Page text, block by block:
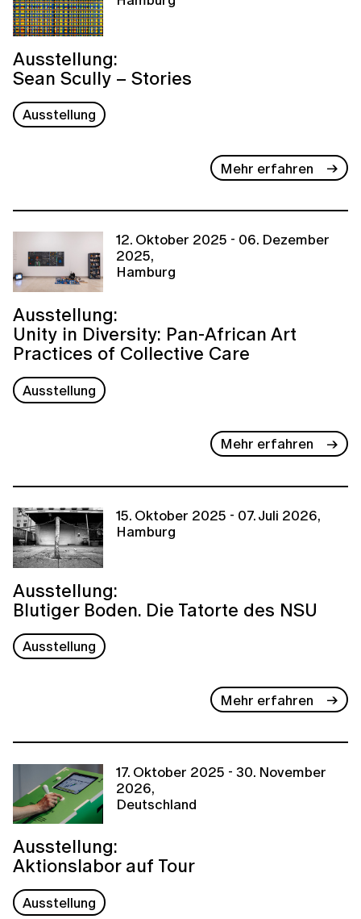
Ausstellung:
Sean Scully – Stories
Ausstellung
Mehr erfahren
12. Oktober 2025 - 06. Dezember
2025,
Hamburg
Ausstellung:
Unity in Diversity: Pan-African Art
Practices of Collective Care
Ausstellung
Mehr erfahren
15. Oktober 2025 - 07. Juli 2026,
Hamburg
Ausstellung:
Blutiger Boden. Die Tatorte des NSU
Ausstellung
Mehr erfahren
17. Oktober 2025 - 30. November
2026,
Deutschland
Ausstellung:
Aktionslabor auf Tour
Ausstellung